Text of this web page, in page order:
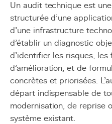
Un audit technique est
structurée d'une
d'une infrastructure
d'établir un diagnostic
d'identifier les risques, les
d'amélioration, et de
concrètes et priorisées.
départ indispensable de
modernisation, de reprise
système existant.